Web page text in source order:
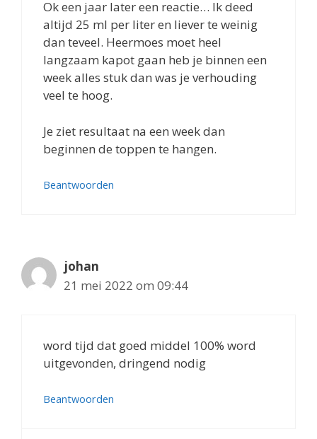
Ok een jaar later een reactie… Ik deed
altijd 25 ml per liter en liever te weinig
dan teveel. Heermoes moet heel
langzaam kapot gaan heb je binnen een
week alles stuk dan was je verhouding
veel te hoog.
Je ziet resultaat na een week dan
beginnen de toppen te hangen.
Beantwoorden
johan
21 mei 2022 om 09:44
word tijd dat goed middel 100% word
uitgevonden, dringend nodig
Beantwoorden